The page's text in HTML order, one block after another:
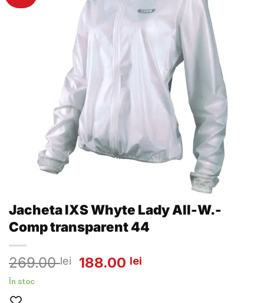
Jacheta IXS Whyte Lady All-W.-
Comp transparent 44
269.00lei
Prețul
188.00 lei
În stoc